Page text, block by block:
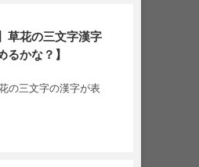
草花の三文字漢字
るかな？】
の三文字の漢字が表